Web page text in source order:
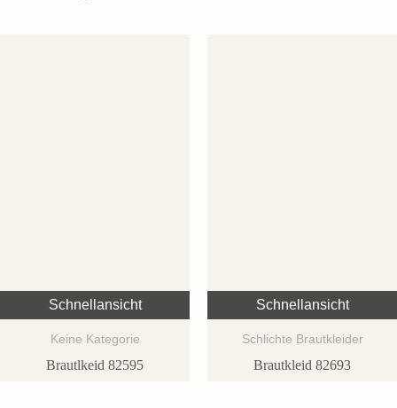
Schnellansicht
Keine Kategorie
Brautlkeid 82595
Schnellansicht
Schlichte Brautkleider
Brautkleid 82693